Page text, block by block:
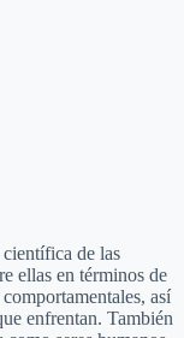
de las
ellas en términos de
así
enfrentan. También